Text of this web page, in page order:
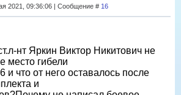
2021, 09:36:06 | Сообщение # 16
нт Яркин Виктор Никитович не
место гибели
и что от него оставалось после
и